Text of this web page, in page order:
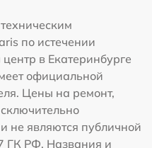
по истечении
в Екатеринбурге
официальной
Цены на ремонт,
не являются публичной
ГК РФ. Названия и